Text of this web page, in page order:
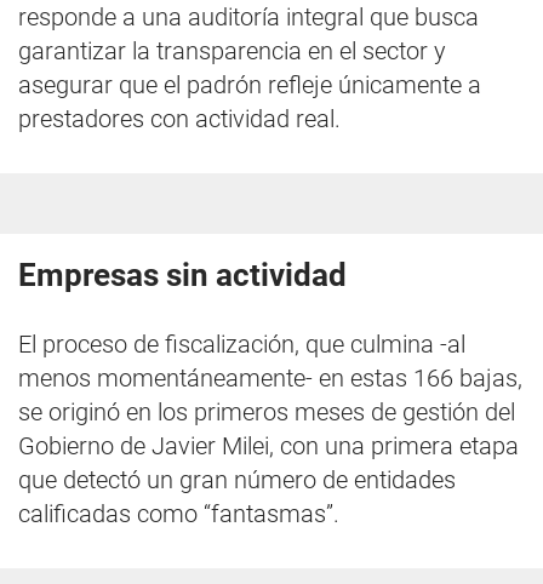
responde a una auditoría integral que busca
garantizar la transparencia en el sector y
asegurar que el padrón refleje únicamente a
prestadores con actividad real.
Empresas sin actividad
El proceso de fiscalización, que culmina -al
menos momentáneamente- en estas 166 bajas,
se originó en los primeros meses de gestión del
Gobierno de Javier Milei, con una primera etapa
que detectó un gran número de entidades
calificadas como “fantasmas”.